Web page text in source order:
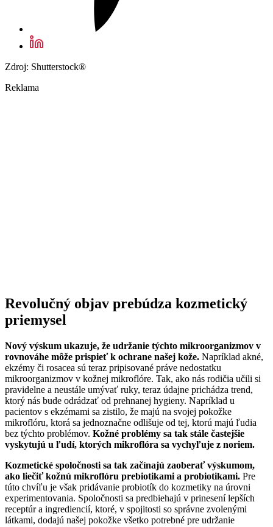
Zdroj: Shutterstock®
Reklama
Revolučný objav prebúdza kozmetický
priemysel
Nový výskum ukazuje, že udržanie týchto mikroorganizmov v
rovnováhe môže prispieť k ochrane našej kože. Napríklad akné,
ekzémy či rosacea sú teraz pripisované práve nedostatku
mikroorganizmov v kožnej mikroflóre. Tak, ako nás rodičia učili si
pravidelne a neustále umývať ruky, teraz údajne prichádza trend,
ktorý nás bude odrádzať od prehnanej hygieny. Napríklad u
pacientov s ekzémami sa zistilo, že majú na svojej pokožke
mikroflóru, ktorá sa jednoznačne odlišuje od tej, ktorú majú ľudia
bez týchto problémov. Kožné problémy sa tak stále častejšie
vyskytujú u ľudí, ktorých mikroflóra sa vychyľuje z noriem.
Kozmetické spoločnosti sa tak začínajú zaoberať výskumom,
ako liečiť kožnú mikroflóru prebiotikami a probiotikami. Pre
túto chvíľu je však pridávanie probiotík do kozmetiky na úrovni
experimentovania. Spoločnosti sa predbiehajú v prinesení lepších
receptúr a ingrediencií, ktoré, v spojitosti so správne zvolenými
látkami, dodajú našej pokožke všetko potrebné pre udržanie